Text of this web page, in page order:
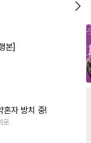
본]
혼자 방치 중!
로